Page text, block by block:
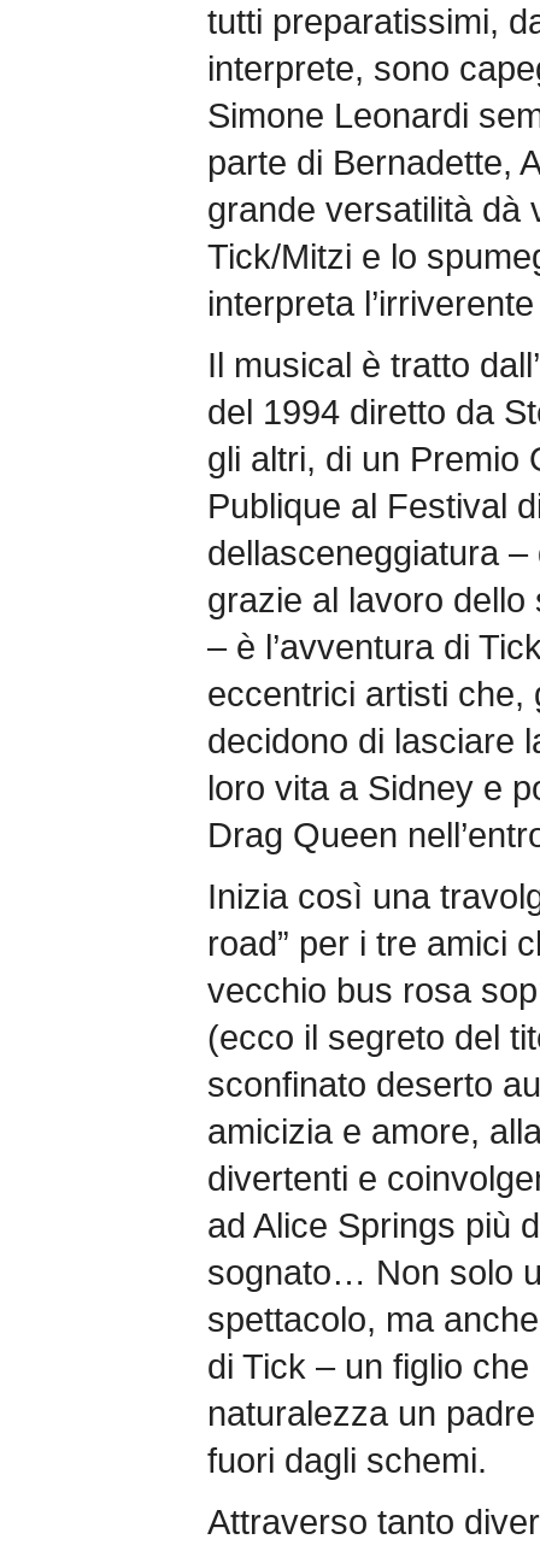
tutti preparatissimi,
interprete, sono
Simone Leonardi
parte di Bernadette,
grande versatilità dà
Tick/Mitzi e lo
interpreta
Il musical è tratto
del 1994 diretto da
gli altri, di un Premio
Publique al Festival
dellasceneggiatura
grazie al lavoro dello
– è l’avventura di
eccentrici artisti che,
decidono di lasciare
loro vita a Sidney e
Drag Queen
Inizia così una
road” per i tre amici
vecchio bus rosa
(ecco il segreto del
sconfinato deserto
amicizia e amore,
divertenti e
ad Alice Springs più
sognato… Non solo
spettacolo, ma
di Tick – un figlio
naturalezza un
fuori dagli schemi.
Attraverso tanto